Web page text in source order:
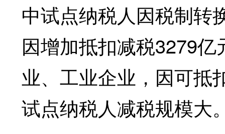
中试点纳税人因税制转
因增加抵扣减税3279
业、工业企业，因可抵
试点纳税人减税规模大